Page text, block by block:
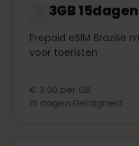
3GB 15dagen
Prepaid eSIM Brazilië
voor toeristen
€ 3,00 per GB
15 dagen Geldigheid